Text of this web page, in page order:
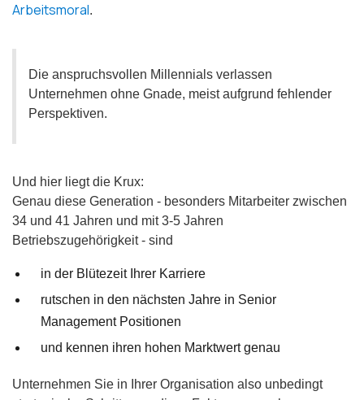
Arbeitsmoral.
Die anspruchsvollen Millennials verlassen
Unternehmen ohne Gnade, meist aufgrund fehlender
Perspektiven.
Und hier liegt die Krux:
Genau diese Generation - besonders Mitarbeiter zwischen
34 und 41 Jahren und mit 3-5 Jahren
Betriebszugehörigkeit - sind
in der Blütezeit Ihrer Karriere
rutschen in den nächsten Jahre in Senior
Management Positionen
und kennen ihren hohen Marktwert genau
Unternehmen Sie in Ihrer Organisation also unbedingt